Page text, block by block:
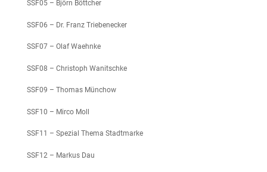
SSF05 – Björn Böttcher
SSF06 – Dr. Franz Triebenecker
SSF07 – Olaf Waehnke
SSF08 – Christoph Wanitschke
SSF09 – Thomas Münchow
SSF10 – Mirco Moll
SSF11 – Spezial Thema Stadtmarke
SSF12 – Markus Dau